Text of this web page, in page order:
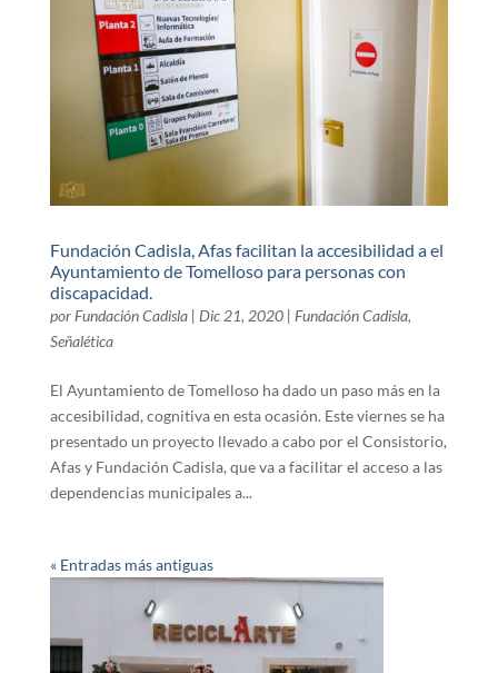
Fundación Cadisla, Afas facilitan la accesibilidad a el
Ayuntamiento de Tomelloso para personas con
discapacidad.
por Fundación Cadisla| Dic 21, 2020| Fundación Cadisla,
Señalética
El Ayuntamiento de Tomelloso ha dado un paso más en la
accesibilidad, cognitiva en esta ocasión. Este viernes se ha
presentado un proyecto llevado a cabo por el Consistorio,
Afas y Fundación Cadisla, que va a facilitar el acceso a las
dependencias municipales a...
« Entradas más antiguas